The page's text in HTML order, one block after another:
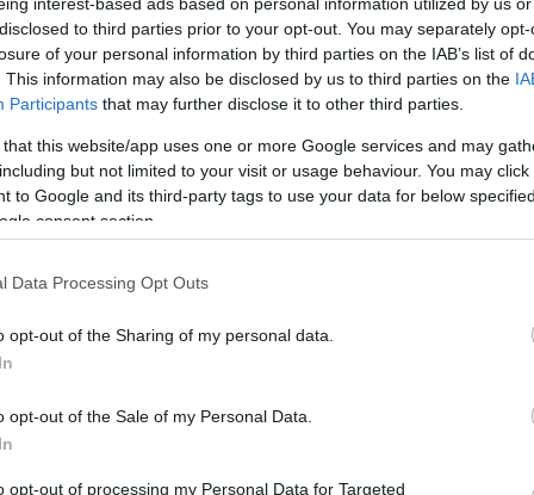
to third parties prior to your opt-out. You may separately
of your personal information by third parties on the IAB’s list of
This information may also be disclosed by us to third parties on the
Participants that may further disclose it to other third parties.
that this website/app uses one or more Google services and may
but not limited to your visit or usage behaviour. You may
to Google and its third-party tags to use your data for below
consent section.
Data Processing Opt Outs
opt-out of the Sharing of my personal data.
opt-out of the Sale of my Personal Data.
opt-out of processing my Personal Data for Targeted
az
A Heisenberg című kétszereplős előadás női
mesélt a próbákról, a darabról, és hogy milyen
Miklóssal dolgozni. Amúgy pedig köszöni, jól van.
varázsfuvola Miskolcon
történet ezúttal a színház a színházban helyzetén